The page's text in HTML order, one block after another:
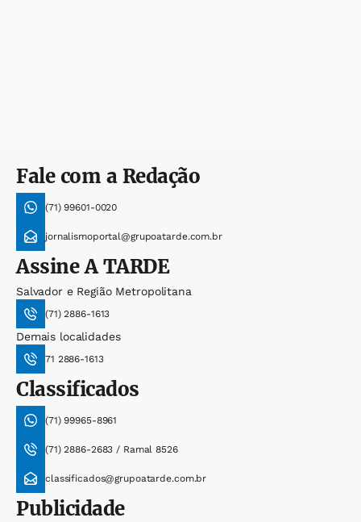
Fale com a Redação
(71) 99601-0020
jornalismoportal@grupoatarde.com.br
AssineA TARDE
Salvador e Região Metropolitana
(71) 2886-1613
Demais localidades
71 2886-1613
Classificados
(71) 99965-8961
(71) 2886-2683 / Ramal 8526
classificados@grupoatarde.com.br
Publicidade